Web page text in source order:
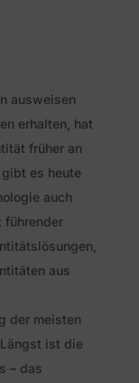
ausweisen
erhalten, hat
früher an
es heute
auch
führender
aus
der meisten
ist die
– das